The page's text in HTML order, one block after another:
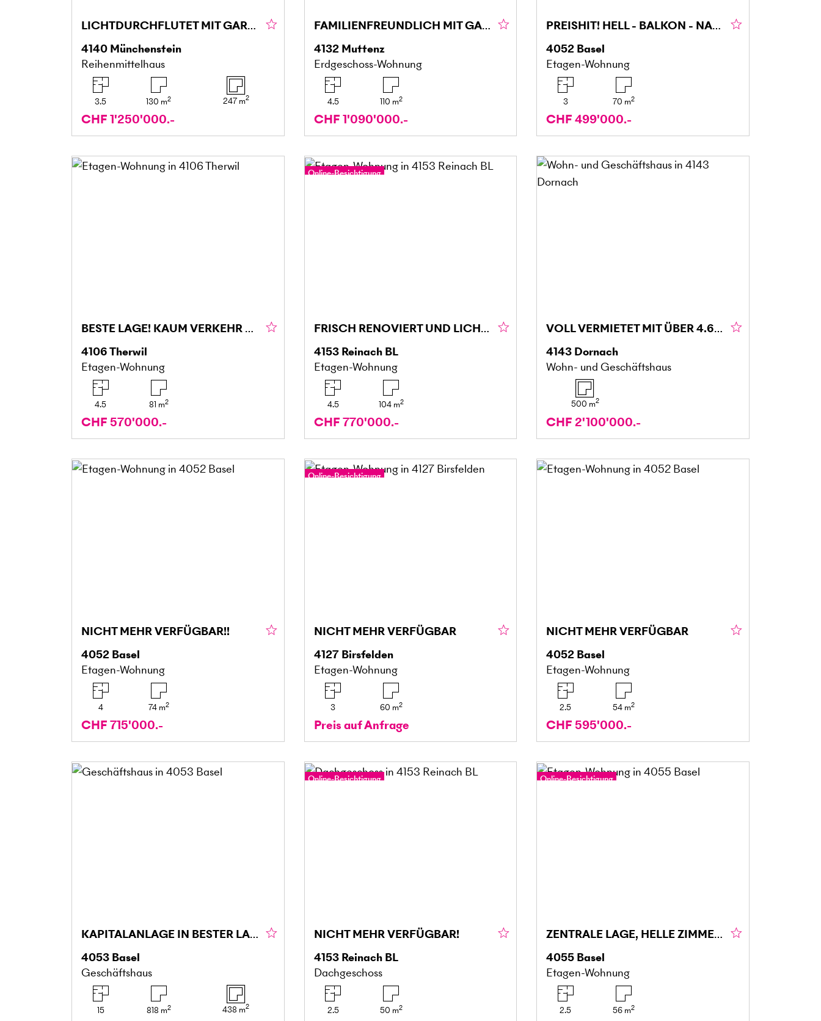
LICHTDURCHFLUTET MIT GARTEN UND TOLLER KÜCHE
4140 Münchenstein
Reihenmittelhaus
3.5 130 m2 247 m2
CHF 1'250'000.-
FAMILIENFREUNDLICH MIT GARTEN UND TIEFGARAGE
4132 Muttenz
Erdgeschoss-Wohnung
4.5 110 m2
CHF 1'090'000.-
PREISHIT! HELL - BALKON - NAHE AM RHEIN (IM BAURECHT)
4052 Basel
Etagen-Wohnung
3 70 m2
CHF 499'000.-
BESTE LAGE! KAUM VERKEHR AN LANDWIRTSCHAFTSZONE!
4106Therwil
Etagen-Wohnung
4.5 81 m2
CHF 570'000.-
Online-Besichtigung
FRISCH RENOVIERT UND LICHTDURCHFLUTET!
4153 Reinach BL
Etagen-Wohnung
4.5 104 m2
CHF 770'000.-
VOLL VERMIETET MIT ÜBER 4.6% RENDITE!
4143 Dornach
Wohn- und Geschäftshaus
500 m2
CHF 2'100'000.-
NICHT MEHR VERFÜGBAR!!
4052 Basel
Etagen-Wohnung
4 74 m2
CHF 715'000.-
Online-Besichtigung
NICHT MEHR VERFÜGBAR
4127 Birsfelden
Etagen-Wohnung
3 60 m2
Preis auf Anfrage
NICHT MEHR VERFÜGBAR
4052 Basel
Etagen-Wohnung
2.5 54 m2
CHF 595'000.-
KAPITALANLAGE IN BESTER LAGE, VERMIETET BIS 2035
4053 Basel
Geschäftshaus
15 818 m2 438 m2
Online-Besichtigung
NICHT MEHR VERFÜGBAR!
4153 Reinach BL
Dachgeschoss
2.5 50 m2
Online-Besichtigung
ZENTRALE LAGE, HELLE ZIMMER UND BALKON
4055 Basel
Etagen-Wohnung
2.5 56 m2